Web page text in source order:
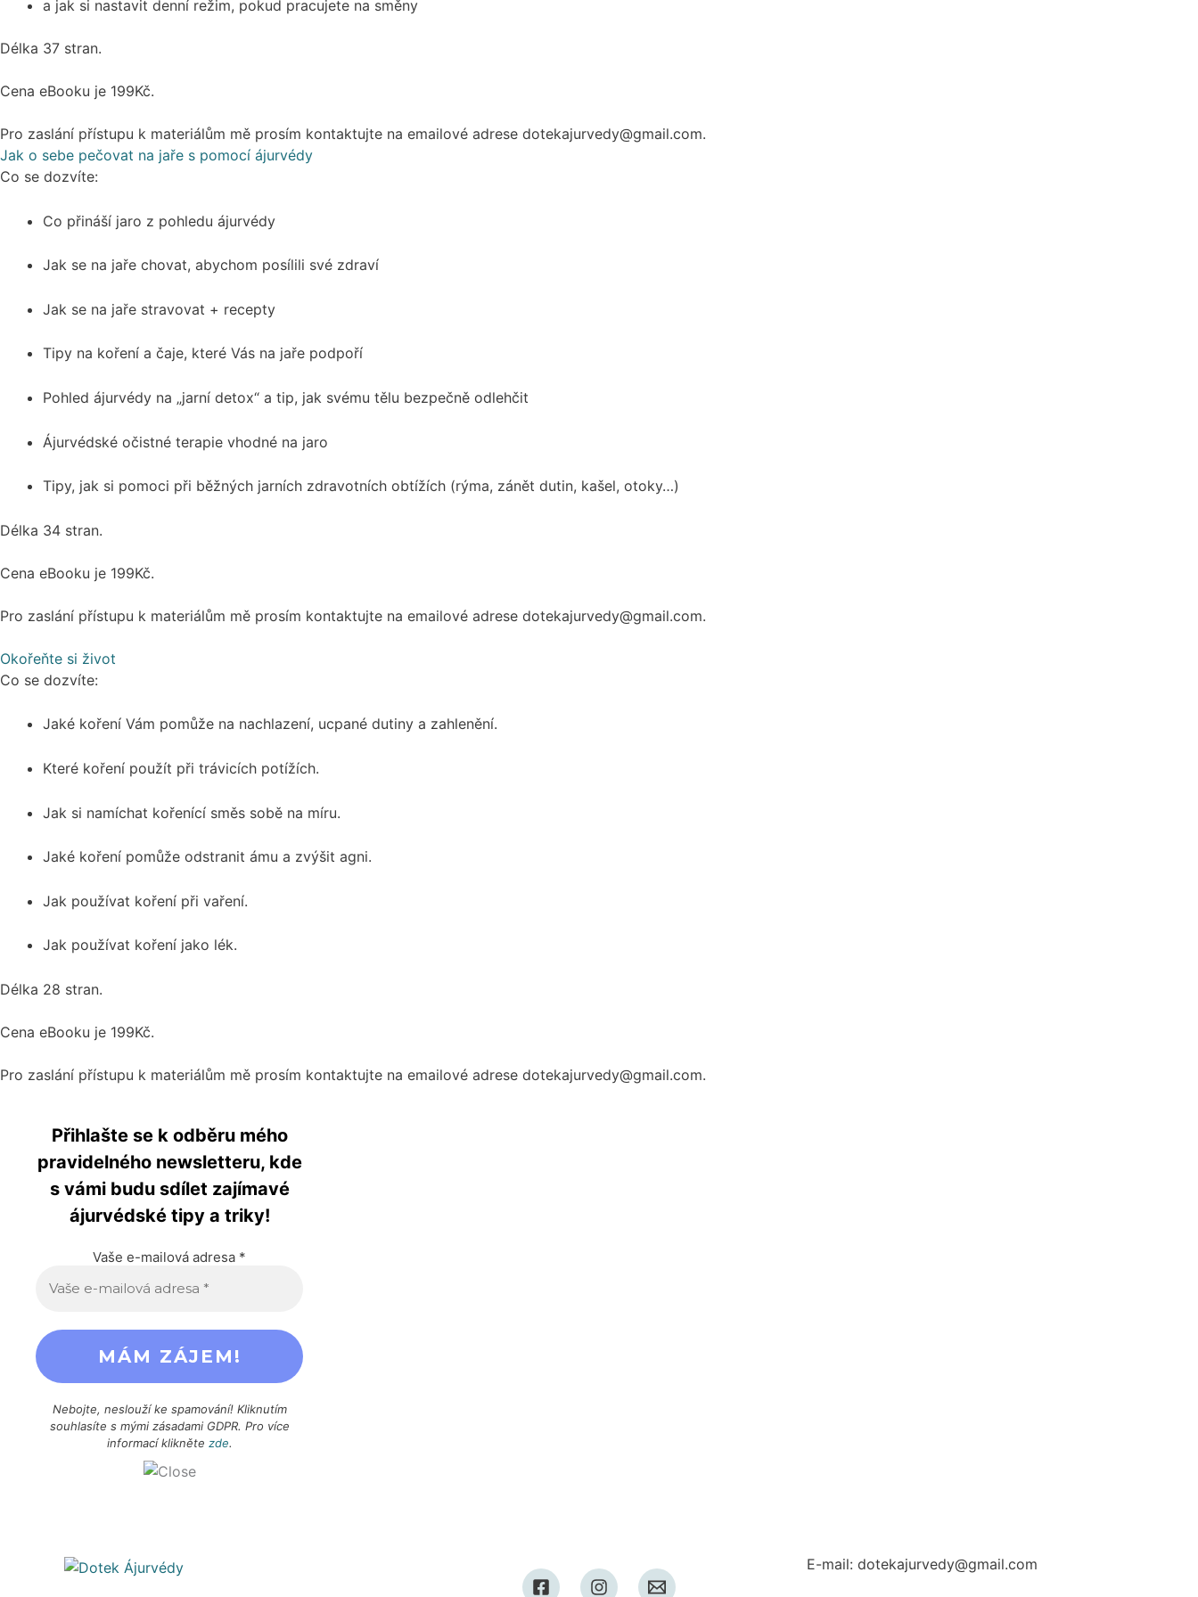
a jak si nastavit denní režim, pokud pracujete na směny
Délka 37 stran.
Cena eBooku je 199Kč.
Pro zaslání přístupu k materiálům mě prosím kontaktujte na emailové adrese dotekajurvedy@gmail.com.
Jak o sebe pečovat na jaře s pomocí ájurvédy
Co se dozvíte:
Co přináší jaro z pohledu ájurvédy
Jak se na jaře chovat, abychom posílili své zdraví
Jak se na jaře stravovat + recepty
Tipy na koření a čaje, které Vás na jaře podpoří
Pohled ájurvédy na „jarní detox“ a tip, jak svému tělu bezpečně odlehčit
Ájurvédské očistné terapie vhodné na jaro
Tipy, jak si pomoci při běžných jarních zdravotních obtížích (rýma, zánět dutin, kašel, otoky…)
Délka 34 stran.
Cena eBooku je 199Kč.
Pro zaslání přístupu k materiálům mě prosím kontaktujte na emailové adrese dotekajurvedy@gmail.com.
Okořeňte si život
Co se dozvíte:
Jaké koření Vám pomůže na nachlazení, ucpané dutiny a zahlenění.
Které koření použít při trávicích potížích.
Jak si namíchat kořenící směs sobě na míru.
Jaké koření pomůže odstranit ámu a zvýšit agni.
Jak používat koření při vaření.
Jak používat koření jako lék.
Délka 28 stran.
Cena eBooku je 199Kč.
Pro zaslání přístupu k materiálům mě prosím kontaktujte na emailové adrese dotekajurvedy@gmail.com.
Přihlašte se k odběru mého
pravidelného newsletteru, kde
s vámi budu sdílet zajímavé
ájurvédské tipy a triky!
Vaše e-mailová adresa *
Nebojte, neslouží ke spamování! Kliknutím
souhlasíte s mými zásadami GDPR. Pro více
informací klikněte zde.
E-mail: dotekajurvedy@gmail.com